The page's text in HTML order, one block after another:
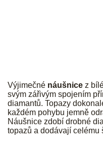
Výjimečné náušnice z
svým zářivým spojením
diamantů. Topazy
každém pohybu jemně
Náušnice zdobí drobné
topazů a dodávají celému